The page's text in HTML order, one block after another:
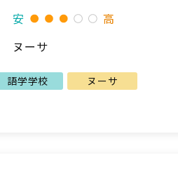
安
高
ヌーサ
語学学校 ヌーサ